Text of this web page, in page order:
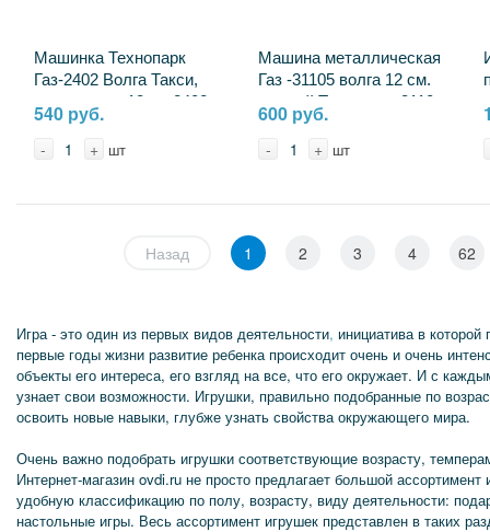
Машинка Технопарк
Газ-2402 Волга Такси,
свет и звук, 12 см 2402-
12SLTAX-YE
540 руб.
- + шт
Машина металлическая
Газ -31105 волга 12 см.
черный Технопарк 3110-
12-BK
600 руб.
- + шт
Назад 1 2 3 4 62
Игра - это один из первых видов деятельности, инициатива в
первые годы жизни развитие ребенка происходит очень и очень
объекты его интереса, его взгляд на все, что его окружает. И с
узнает свои возможности. Игрушки, правильно подобранные по
освоить новые навыки, глубже узнать свойства окружающего мира.
Очень важно подобрать игрушки соответствующие возрасту,
Интернет-магазин ovdi.ru не просто предлагает большой
удобную классификацию по полу, возрасту, виду деятельности:
настольные игры. Весь ассортимент игрушек представлен в таких